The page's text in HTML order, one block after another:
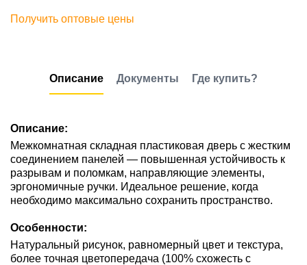
Получить оптовые цены
Описание Документы Где купить?
Описание:
Межкомнатная складная пластиковая дверь с жестким
соединением панелей — повышенная устойчивость к
разрывам и поломкам, направляющие элементы,
эргономичные ручки. Идеальное решение, когда
необходимо максимально сохранить пространство.
Особенности:
Натуральный рисунок, равномерный цвет и текстура,
более точная цветопередача (100% схожесть с